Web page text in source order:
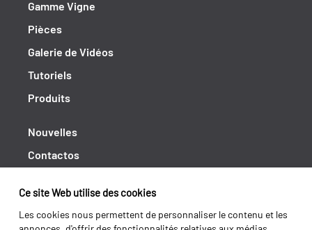
Ce site Web utilise des cookies
Les cookies nous permettent de personnaliser le contenu et les
Gamme Vigne
Pièces
Galerie de Vidéos
Tutoriels
Produits
Nouvelles
Contactos
Shipping returns
Politique de Privacité